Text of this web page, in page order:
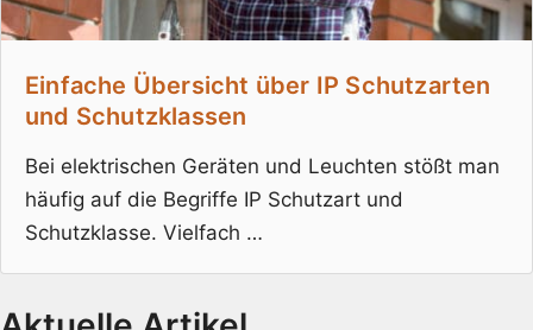
Einfache Übersicht über IP Schutzarten
und Schutzklassen
Bei elektrischen Geräten und Leuchten stößt man
häufig auf die Begriffe IP Schutzart und
Schutzklasse. Vielfach …